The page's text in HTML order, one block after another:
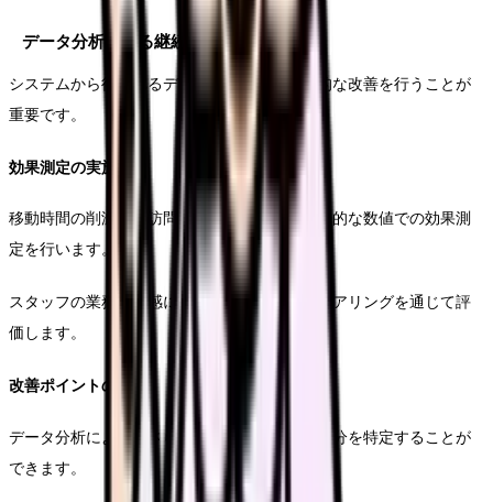
データ分析による継続的改善
システムから得られるデータを活用し、継続的な改善を行うことが
重要です。
効果測定の実施方法
移動時間の削減率や訪問件数の変化など、具体的な数値での効果測
定を行います。
スタッフの業務負担感についても、定期的なヒアリングを通じて評
価します。
改善ポイントの特定
データ分析により、さらなる効率化が可能な部分を特定することが
できます。